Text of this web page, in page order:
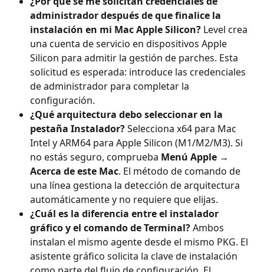
administrador después de que finalice la
instalación en mi Mac Apple Silicon? Level crea
una cuenta de servicio en dispositivos Apple
Silicon para admitir la gestión de parches. Esta
solicitud es esperada: introduce las credenciales
de administrador para completar la
configuración.
¿Qué arquitectura debo seleccionar en la
pestaña Instalador? Selecciona x64 para Mac
Intel y ARM64 para Apple Silicon (M1/M2/M3). Si
no estás seguro, comprueba Menú Apple →
Acerca de este Mac. El método de comando de
una línea gestiona la detección de arquitectura
automáticamente y no requiere que elijas.
¿Cuál es la diferencia entre el instalador
gráfico y el comando de Terminal? Ambos
instalan el mismo agente desde el mismo PKG. El
asistente gráfico solicita la clave de instalación